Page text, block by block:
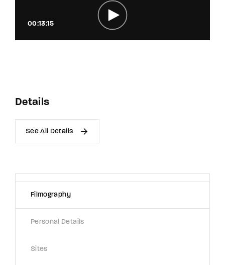
00:13:15
Details
See All Details
Filmography
Personal Details
Sites